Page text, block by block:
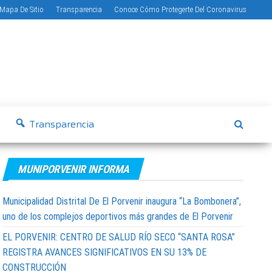
Mapa De Sitio Transparencia Conoce Cómo Protegerte Del Coronavirus
Transparencia
MUNIPORVENIR INFORMA
Municipalidad Distrital De El Porvenir inaugura “La Bombonera”,
uno de los complejos deportivos más grandes de El Porvenir
EL PORVENIR: CENTRO DE SALUD RÍO SECO “SANTA ROSA”
REGISTRA AVANCES SIGNIFICATIVOS EN SU 13% DE
CONSTRUCCIÓN